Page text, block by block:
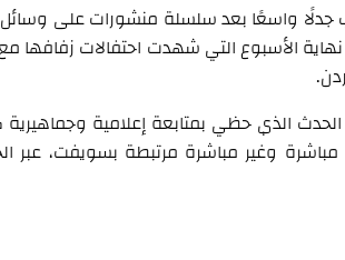
جدلًا واسعًا بعد سلسلة منشورات على
الأسبوع التي شهدت احتفالات زفافها
الذي حظي بمتابعة إعلامية
مباشرة وغير مباشرة مرتبطة بسويفت،